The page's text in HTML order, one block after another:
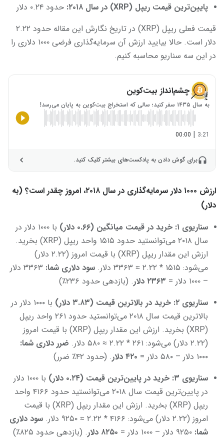
پایین‌ترین قیمت ریپل (XRP) در سال ۲۰۱۸: حدود ۰.۲۴ دلار
قیمت فعلی ریپل (XRP) در تاریخ نگارش این مقاله حدود ۲.۲۲
دلار است. حالا بیایید ارزش آن سرمایه‌گذاری فرضی ۱۰۰۰ دلاری را
در این سه سناریو محاسبه کنیم.
چشم‌انداز بیت‌کوین
به سال ۱۴۳۵ سفر کنید؛ سالی که استخراج بیت‌کوین به پایان می‌رسد!
3:21
|
00:00
برای گوش دادن به پادکست‌های بیشتر کلیک کنید.
ارزش ۱۰۰۰ دلار سرمایه‌گذاری در سال ۲۰۱۸، امروز چقدر است؟ (به
دلار)
سناریوی ۱: خرید در قیمت میانگین ( ۰.۶۶ دلار)
با ۱۰۰۰ دلار در
سال ۲۰۱۸ می‌توانستید حدود ۱۵۱۵ واحد ریپل (XRP) بخرید.
ارزش این مقدار ریپل (XRP) با قیمت امروز (۲.۲۲ دلار)
می‌شود: ۱۵۱۵ * ۲.۲۲ ≈ ۳۳۶۳ دلار.
سود دلاری شما:
۳۳۶۳ دلار
– ۱۰۰۰ دلار =
۲۳۶۳ دلار. (بازدهی حدود ۲۳۶٪)
سناریوی ۲: خرید در بالاترین قیمت ( ۳.۸۳ دلار)
با ۱۰۰۰ دلار در
بالاترین قیمت سال ۲۰۱۸ می‌توانستید حدود ۲۶۱ واحد ریپل
(XRP) بخرید. ارزش این مقدار ریپل (XRP) با قیمت امروز
(۲.۲۲ دلار) می‌شود: ۲۶۱ * ۲.۲۲ ≈ ۵۸۰ دلار.
ضرر دلاری شما:
۱۰۰۰ دلار – ۵۸۰ دلار =
۴۲۰ دلار. (حدود ۴۲٪ ضرر)
سناریوی ۳: خرید در پایین‌ترین قیمت ( ۰.۲۴ دلار)
با ۱۰۰۰ دلار
در پایین‌ترین قیمت سال ۲۰۱۸ می‌توانستید حدود ۴۱۶۶ واحد
ریپل (XRP) بخرید. ارزش این مقدار ریپل (XRP) با قیمت
امروز (۲.۲۲ دلار) می‌شود: ۴۱۶۶ * ۲.۲۲ ≈ ۹۲۵۰ دلار.
سود دلاری
شما: ۸۲۵۰ دلار. (بازدهی حدود ۸۲۵٪)